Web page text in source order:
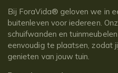
Bij ForaVida® geloven we in
buitenleven voor iedereen.
schuifwanden en
eenvoudig te plaatsen, zodat
genieten van jouw tuin.